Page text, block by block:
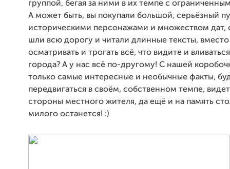
группой, бегая за ними в их темпе с
А может быть, вы покупали большой, серьёзный
историческими персонажами и множеством дат,
шли всю дорогу и читали длинные тексты, вместо
осматривать и трогать всё, что видите и
города? А у нас всё по-другому! С нашей
только самые интересные и необычные факты,
передвигаться в своём, собственном темпе,
стороны местного жителя, да ещё и на память
милого останется! :)